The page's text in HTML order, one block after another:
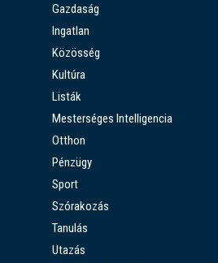
Gazdaság
Ingatlan
Közösség
Kultúra
Listák
Mesterséges Intelligencia
Otthon
Pénzügy
Sport
Szórakozás
Tanulás
Utazás